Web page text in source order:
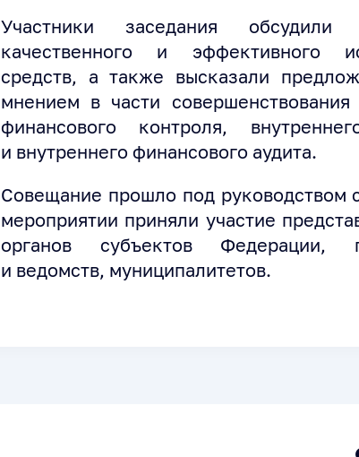
Участники заседания
качественного и эффективного
средств, а также высказали
мнением в части совершенствования
финансового контроля,
и внутреннего финансового аудита.
Совещание прошло под руководством
мероприятии приняли участие
органов субъектов Федерации,
и ведомств, муниципалитетов.